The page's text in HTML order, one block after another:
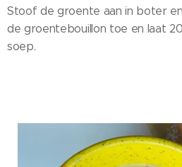
Stoof de groente aan in boter
de groentebouillon toe en laat
soep.